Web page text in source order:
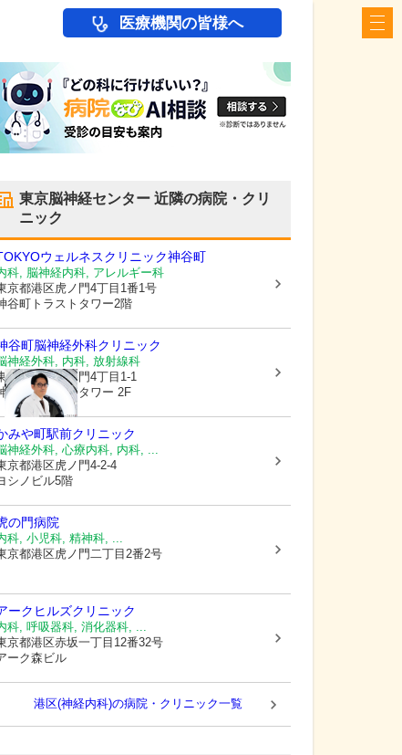
医療機関の皆様へ
東京脳神経センター 近隣の病院・クリ
ニック
ウェルネスクリニック神谷町
科, 脳神経内科, アレルギー科
京都港区虎ノ門4丁目1番1号
谷町トラストタワー2階
谷町脳神経外科クリニック
神経外科, 内科, 放射線科
京都港区虎ノ門4丁目1-1
谷町トラストタワー 2F
みや町駅前クリニック
神経外科, 心療内科, 内科, ...
京都港区虎ノ門4-2-4
シノビル5階
の門病院
科, 小児科, 精神科, ...
京都港区虎ノ門二丁目2番2号
ークヒルズクリニック
科, 呼吸器科, 消化器科, ...
京都港区赤坂一丁目12番32号
ーク森ビル
港区(神経内科)の病院・クリニック一覧